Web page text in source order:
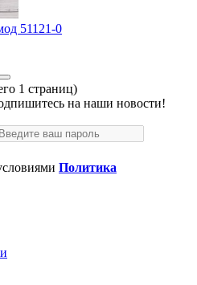
51121-0
1 страниц)
на наши новости!
Политика